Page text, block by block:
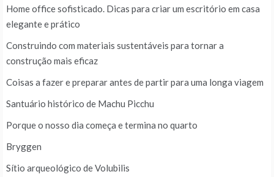
Home office sofisticado. Dicas para criar um escritório em casa
elegante e prático
Construindo com materiais sustentáveis para tornar a
construção mais eficaz
Coisas a fazer e preparar antes de partir para uma longa viagem
Santuário histórico de Machu Picchu
Porque o nosso dia começa e termina no quarto
Bryggen
Sítio arqueológico de Volubilis